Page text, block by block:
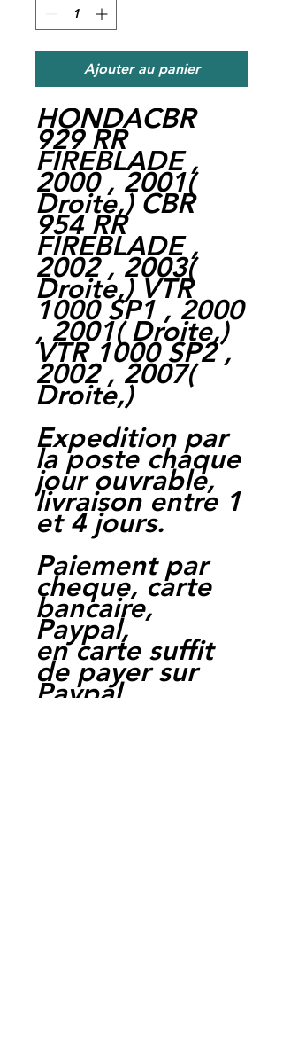
Ajouter au panier
HONDACBR
929 RR
FIREBLADE ,
2000 , 2001(
Droite,) CBR
954 RR
FIREBLADE ,
2002 , 2003(
Droite,) VTR
1000 SP1 , 2000
, 2001( Droite,)
VTR 1000 SP2 ,
2002 , 2007(
Droite,)
Expedition par
la poste chaque
jour ouvrable,
livraison entre 1
et 4 jours.
Paiement par
cheque, carte
bancaire,
Paypal,
en carte suffit
de payer sur
Paypal.